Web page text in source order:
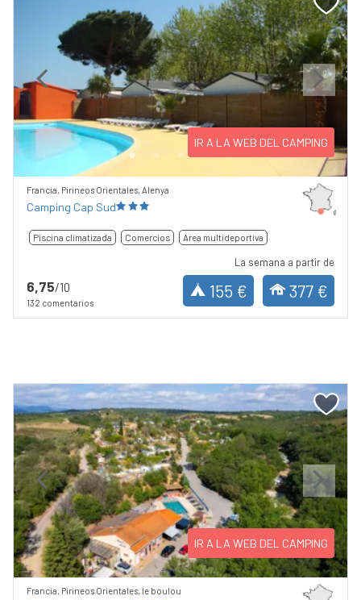
Previous Next
IR A LA WEB DEL CAMPING
Francia, Pirineos Orientales, Alenya
Camping Cap Sud
Piscina climatizada Comercios Area multideportiva
6,75/10
132 comentarios
La semana a partir de
155 € 377 €
Previous Next
IR A LA WEB DEL CAMPING
Francia, Pirineos Orientales, le boulou